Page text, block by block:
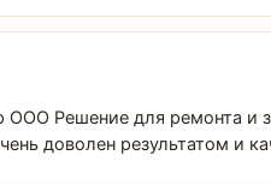
ООО Решение для ремонта и
доволен результатом и